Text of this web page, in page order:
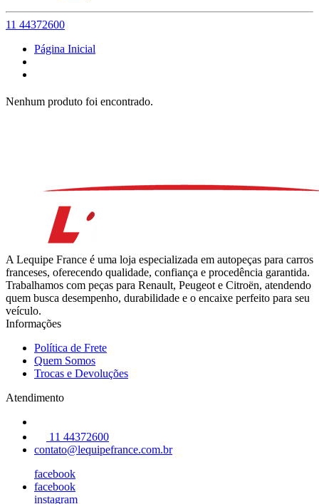
11 44372600
Página Inicial
Nenhum produto foi encontrado.
A Lequipe France é uma loja especializada em autopeças para carros
franceses, oferecendo qualidade, confiança e procedência garantida.
Trabalhamos com peças para Renault, Peugeot e Citroën, atendendo
quem busca desempenho, durabilidade e o encaixe perfeito para seu
veículo.
Informações
Política de Frete
Quem Somos
Trocas e Devoluções
Atendimento
11 44372600
contato@lequipefrance.com.br
facebook
facebook
instagram